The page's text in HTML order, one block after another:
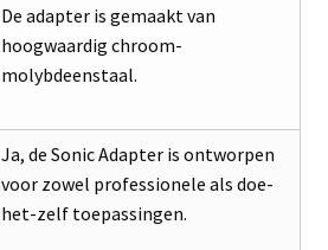
De adapter is gemaakt van
hoogwaardig chroom-
molybdeenstaal.
Ja, de Sonic Adapter is ontworpen
voor zowel professionele als doe-
het-zelf toepassingen.